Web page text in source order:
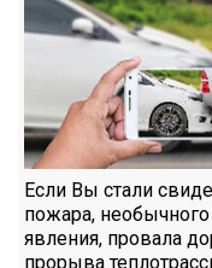
Если Вы стали
пожара,
явления, провала
прорыва